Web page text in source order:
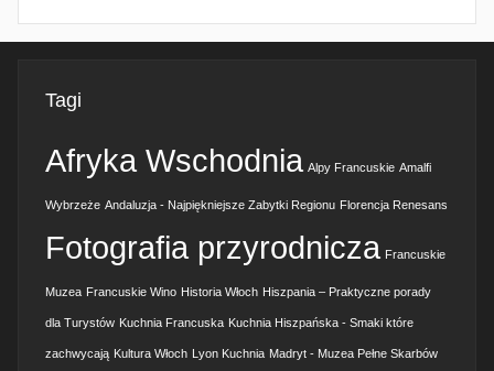
Tagi
Afryka Wschodnia Alpy Francuskie Amalfi
Wybrzeże Andaluzja - Najpiękniejsze Zabytki Regionu Florencja Renesans
Fotografia przyrodnicza Francuskie
Muzea Francuskie Wino Historia Włoch Hiszpania – Praktyczne porady
dla Turystów Kuchnia Francuska Kuchnia Hiszpańska - Smaki które
zachwycają Kultura Włoch Lyon Kuchnia Madryt - Muzea Pełne Skarbów